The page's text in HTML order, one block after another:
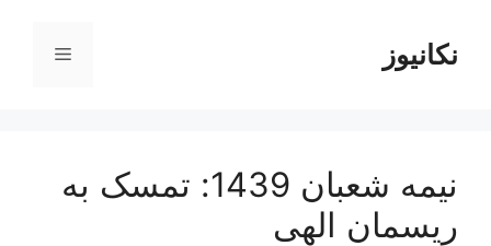
محتوانکانیوز فهرست
نیمه شعبان 1439: تمسک به
ریسمان الهی